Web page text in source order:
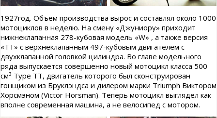
1927год. Объем производства вырос и составлял около 1000
мотоциклов в неделю. На смену «Джуниору» приходит
нижнеклапанная 278-кубовая модель «W» , а также версия
«ТТ» с верхнеклапанным 497-кубовым двигателем с
двухклапанной головкой цилиндра. Во главе модельного
ряда выпускается совершенно новый мотоцикл класса 500
см³ Туре ТТ, двигатель которого был сконструирован
гонщиком из Бруклэндса и дилером марки Triumph Виктором
Хорсмэном (Victor Horsman). Теперь мотоцикл выглядел как
вполне современная машина, а не велосипед с мотором.